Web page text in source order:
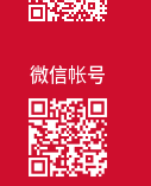
微信帐号